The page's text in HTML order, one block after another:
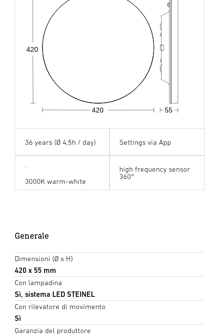
55
420
420
36 years (Ø 4,5h / day) Settings via App
3000K warm-white
high frequency sensor
360°
Generale
Dimensioni (Ø x H)
420 x 55 mm
Con lampadina
Sì, sistema LED STEINEL
Con rilevatore di movimento
Sì
Garanzia del produttore